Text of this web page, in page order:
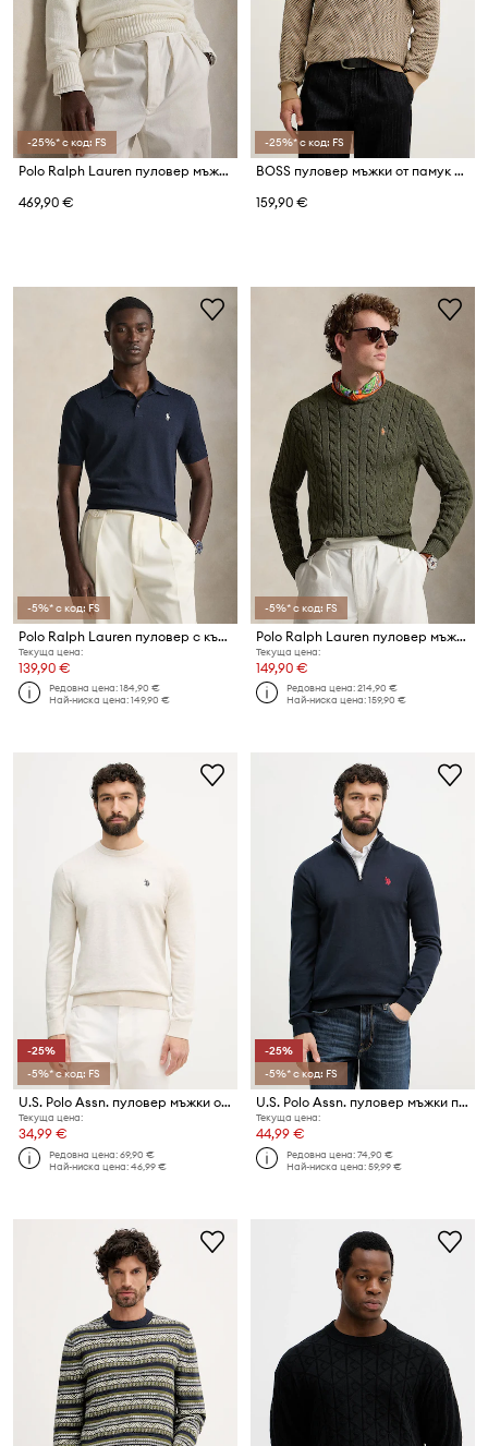
-25%* с код: FS
Polo Ralph Lauren пуловер мъжки от памук
469,90 €
-25%* с код: FS
BOSS пуловер мъжки от памук H-Lofranco
159,90 €
-5%* с код: FS
Polo Ralph Lauren пуловер с къси ръкави мъжки от памук
Текуща цена:
139,90 €
Редовна цена:184,90 €
Най-ниска цена:149,90 €
-5%* с код: FS
Polo Ralph Lauren пуловер мъжки памучен
Текуща цена:
149,90 €
Редовна цена:214,90 €
Най-ниска цена:159,90 €
-25%
-5%* с код: FS
U.S. Polo Assn. пуловер мъжки от памук DHM KNIT
Текуща цена:
34,99 €
Редовна цена:69,90 €
Най-ниска цена:46,99 €
-25%
-5%* с код: FS
U.S. Polo Assn. пуловер мъжки памучен 1/4 ZIP NECK
Текуща цена:
44,99 €
Редовна цена:74,90 €
Най-ниска цена:59,99 €